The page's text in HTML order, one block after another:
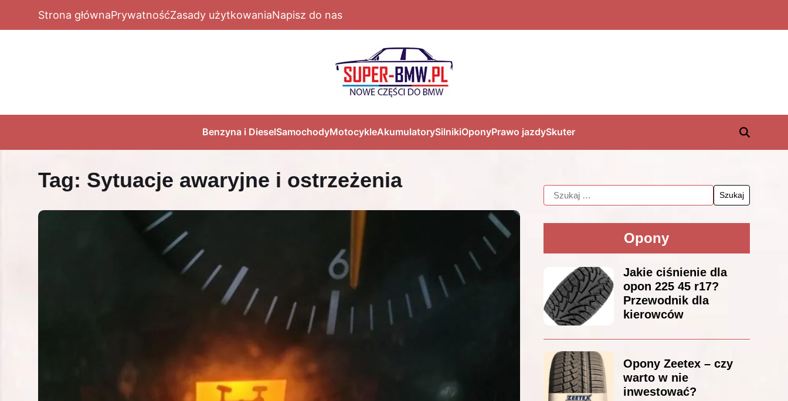
Strona głównaPrywatnośćZasady użytkowaniaNapisz do nas
Benzyna i DieselSamochodyMotocykleAkumulatorySilnikiOponyPrawo jazdySkuter
Tag: Sytuacje awaryjne i ostrzeżenia
Opony
Jakie ciśnienie dla
opon 225 45 r17?
Przewodnik dla
kierowców
Opony Zeetex – czy
warto w nie
inwestować?